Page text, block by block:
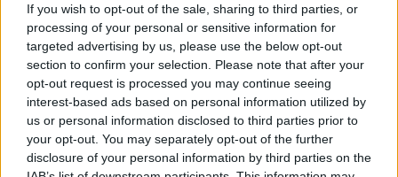
If you wish to opt-out of the sale, sharing to third parties, or
processing of your personal or sensitive information for
targeted advertising by us, please use the below opt-out
section to confirm your selection. Please note that after your
opt-out request is processed you may continue seeing
interest-based ads based on personal information utilized by
us or personal information disclosed to third parties prior to
your opt-out. You may separately opt-out of the further
disclosure of your personal information by third parties on the
joslas plānam
nopietnākas par
sadegušām noliktavām